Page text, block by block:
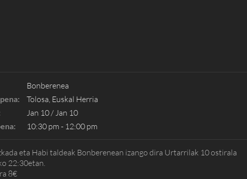
Bonberenea
Tolosa, Euskal Herria
Jan 10 / Jan 10
10:30 pm - 12:00 pm
eta Habi taldeak Bonberenean izango dira Urtarrilak 10 ostirala
22:30etan.
8€